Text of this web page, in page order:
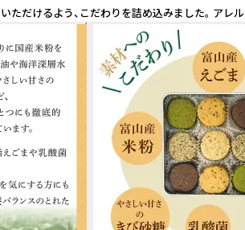
るよう、こだわりを詰め込みました。